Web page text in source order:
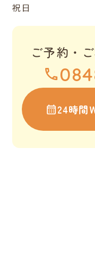
祝日
ご予約・
24時間